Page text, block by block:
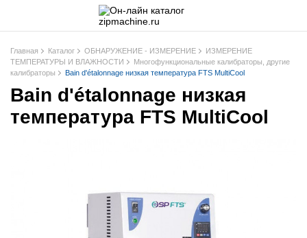
Главная Каталог ОБНАРУЖЕНИЕ - ИЗМЕРЕНИЕ
ИЗМЕРЕНИЕ
ТЕМПЕРАТУРЫ И ВЛАЖНОСТИ
Многофункциональные калибраторы, другие
калибраторы
Bain d'étalonnage низкая температура FTS MultiCool
Bain d'étalonnage низкая
температура FTS MultiCool